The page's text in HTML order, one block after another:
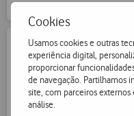
Cookies
Usamos cookies e outras
experiência digital,
proporcionar
de navegação. Partilhamos
site, com parceiros
análise.
Processo amigo do
O teu telemóvel antigo
evita desperdícios.